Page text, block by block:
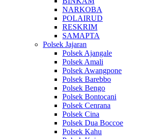
NARKOBA
POLAIRUD
RESKRIM
SAMAPTA
Polsek Jajaran
Polsek Ajangale
Polsek Amali
Polsek Awangpone
Polsek Barebbo
Polsek Bengo
Polsek Bontocani
Polsek Cenrana
Polsek Cina
Polsek Dua Boccoe
Polsek Kahu